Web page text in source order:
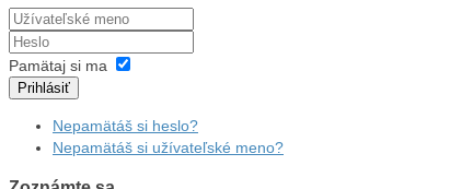
Pamätaj si ma
Prihlásiť
Nepamätáš si heslo?
Nepamätáš si užívateľské meno?